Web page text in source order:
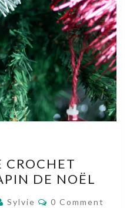
CROCHET
DE NOËL
Sylvie Comments
0 Comment